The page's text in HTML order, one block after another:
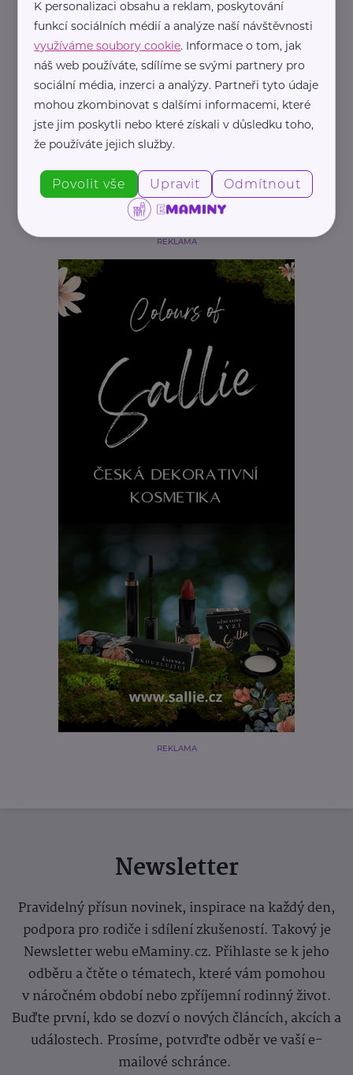
REKLAMA
REKLAMA
Newsletter
Pravidelný přísun novinek, inspirace na každý den,
podpora pro rodiče i sdílení zkušeností. Takový je
Newsletter webu eMaminy.cz. Přihlaste se k jeho
odběru a čtěte o tématech, které vám pomohou
v náročném období nebo zpříjemní rodinný život.
Buďte první, kdo se dozví o nových článcích, akcích a
událostech. Prosíme, potvrďte odběr ve vaší e-
mailové schránce.
K personalizaci obsahu a reklam, poskytování
funkcí sociálních médií a analýze naší návštěvnosti
využíváme soubory cookie. Informace o tom, jak
náš web používáte, sdílíme se svými partnery pro
sociální média, inzerci a analýzy. Partneři tyto údaje
mohou zkombinovat s dalšími informacemi, které
jste jim poskytli nebo které získali v důsledku toho,
že používáte jejich služby.
Povolit vše Upravit Odmítnout